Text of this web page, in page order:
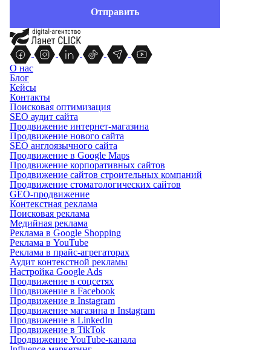
О нас
Блог
Кейсы
Контакты
Поисковая оптимизация
SEO аудит сайта
Продвижение интернет-магазина
Продвижение нового сайта
SEO англоязычного сайта
Продвижение в Google Maps
Продвижение корпоративных сайтов
Продвижение сайтов строительных компаний
Продвижение стоматологических сайтов
GEO-продвижение
Контекстная реклама
Поисковая реклама
Медийная реклама
Реклама в Google Shopping
Реклама в YouTube
Реклама в прайс-агрегаторах
Аудит контекстной рекламы
Настройка Google Ads
Продвижение в соцсетях
Продвижение в Facebook
Продвижение в Instagram
Продвижение магазина в Instagram
Продвижение в LinkedIn
Продвижение в TikTok
Продвижение YouTube-канала